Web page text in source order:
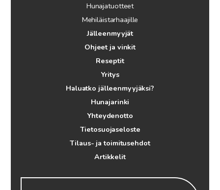
Hunajatuotteet
Mehiläistarhaajille
Jälleenmyyjät
Ohjeet ja vinkit
Reseptit
Yritys
Haluatko jälleenmyyjäksi?
Hunajarinki
Yhteydenotto
Tietosuojaseloste
Tilaus- ja toimitusehdot
Artikkelit